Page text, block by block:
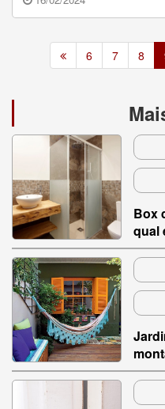
6 7 8
Box
qual